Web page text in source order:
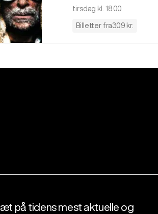
tirsdag kl. 18.00
Billetter fra309 kr.
på tidens mest aktuelle og